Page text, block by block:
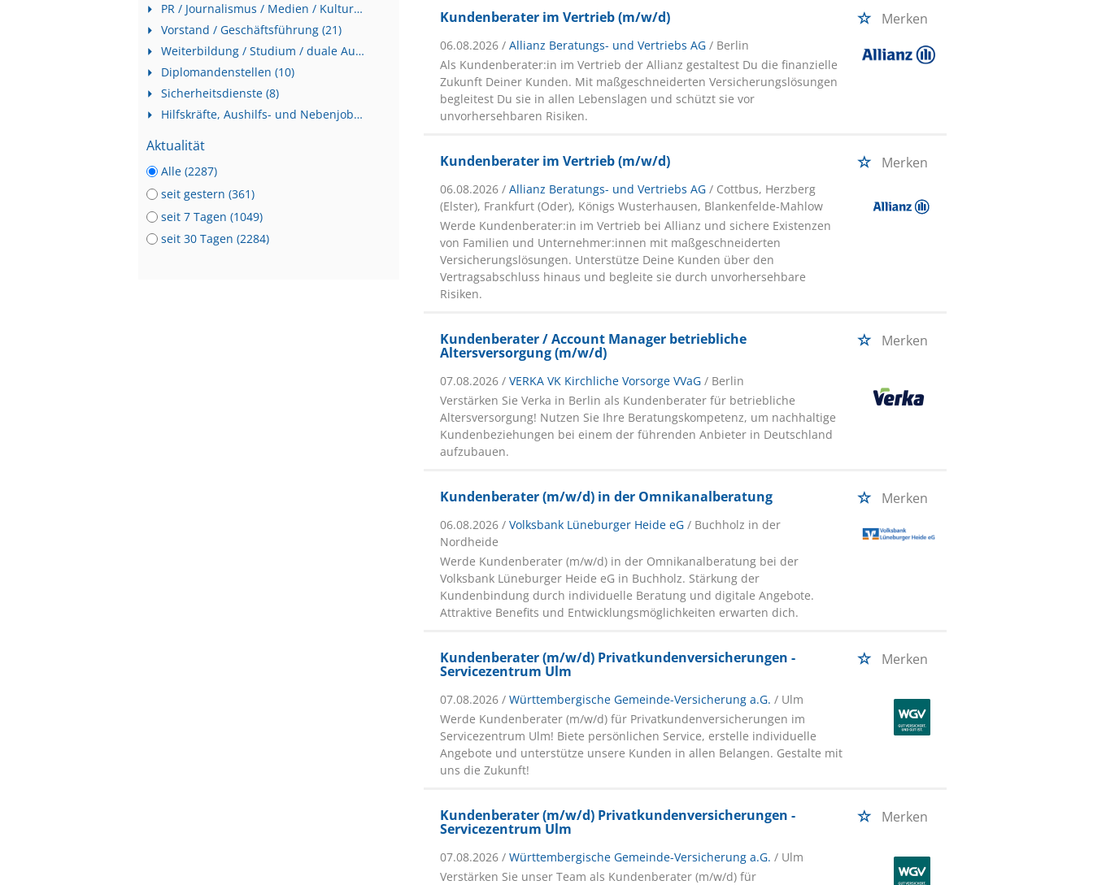
PR / Journalismus / Medien / Kultur (23)
Vorstand / Geschäftsführung (21)
Weiterbildung / Studium / duale Ausbildung (19)
Diplomandenstellen (10)
Sicherheitsdienste (8)
Hilfskräfte, Aushilfs- und Nebenjobs (4)
Aktualität
Alle (2287)
seit gestern (361)
seit 7 Tagen (1049)
seit 30 Tagen (2284)
Kundenberater im Vertrieb (m/w/d) Merken
06.08.2026 /Allianz Beratungs- und Vertriebs AG / Berlin
Als Kundenberater:in im Vertrieb der Allianz gestaltest Du die finanzielle
Zukunft Deiner Kunden. Mit maßgeschneiderten Versicherungslösungen
begleitest Du sie in allen Lebenslagen und schützt sie vor
unvorhersehbaren Risiken.
Kundenberater im Vertrieb (m/w/d) Merken
06.08.2026 /Allianz Beratungs- und Vertriebs AG / Cottbus, Herzberg
(Elster), Frankfurt (Oder), Königs Wusterhausen, Blankenfelde-Mahlow
Werde Kundenberater:in im Vertrieb bei Allianz und sichere Existenzen
von Familien und Unternehmer:innen mit maßgeschneiderten
Versicherungslösungen. Unterstütze Deine Kunden über den
Vertragsabschluss hinaus und begleite sie durch unvorhersehbare
Risiken.
Kundenberater / Account Manager betriebliche
Altersversorgung (m/w/d)
Merken
07.08.2026 /VERKA VK Kirchliche Vorsorge VVaG / Berlin
Verstärken Sie Verka in Berlin als Kundenberater für betriebliche
Altersversorgung! Nutzen Sie Ihre Beratungskompetenz, um nachhaltige
Kundenbeziehungen bei einem der führenden Anbieter in Deutschland
aufzubauen.
Kundenberater (m/w/d) in der Omnikanalberatung Merken
06.08.2026 /Volksbank Lüneburger Heide eG / Buchholz in der
Nordheide
Werde Kundenberater (m/w/d) in der Omnikanalberatung bei der
Volksbank Lüneburger Heide eG in Buchholz. Stärkung der
Kundenbindung durch individuelle Beratung und digitale Angebote.
Attraktive Benefits und Entwicklungsmöglichkeiten erwarten dich.
Kundenberater (m/w/d) Privatkundenversicherungen -
Servicezentrum Ulm
Merken
07.08.2026 /Württembergische Gemeinde-Versicherung a.G. / Ulm
Werde Kundenberater (m/w/d) für Privatkundenversicherungen im
Servicezentrum Ulm! Biete persönlichen Service, erstelle individuelle
Angebote und unterstütze unsere Kunden in allen Belangen. Gestalte mit
uns die Zukunft!
Kundenberater (m/w/d) Privatkundenversicherungen -
Servicezentrum Ulm
Merken
07.08.2026 /Württembergische Gemeinde-Versicherung a.G. / Ulm
Verstärken Sie unser Team als Kundenberater (m/w/d) für